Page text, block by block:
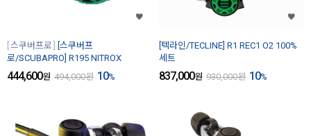
스쿠버프로
[스쿠버프
로/SCUBAPRO] R195 NITROX
444,600원 494,000원 10%
[텍라인/TECLINE] R1 REC1 O2 100%
세트
837,000원 930,000원 10%